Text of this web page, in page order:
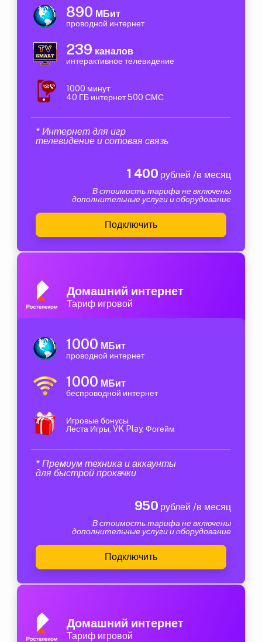
890 МБит
проводной интернет
239 каналов
интерактивное телевидение
1000 минут
40 ГБ интернет 500 СМС
* Интернет для игр
телевидение и сотовая связь
1 400 рублей /в месяц
В стоимость тарифа не включены
дополнительные услуги и оборудование
Подключить
Домашний интернет
Тариф игровой
1000 МБит
проводной интернет
1000 МБит
беспроводной интернет
Игровые бонусы
Леста Игры, VK Play, Фогейм
* Премиум техника и аккаунты
для быстрой прокачки
950 рублей /в месяц
В стоимость тарифа не включены
дополнительные услуги и оборудование
Подключить
Домашний интернет
Тариф игровой